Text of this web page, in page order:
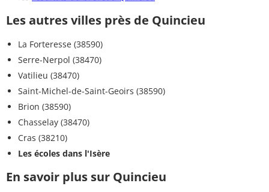
Les autres villes près de Quincieu
La Forteresse (38590)
Serre-Nerpol (38470)
Vatilieu (38470)
Saint-Michel-de-Saint-Geoirs (38590)
Brion (38590)
Chasselay (38470)
Cras (38210)
Les écoles dans l'Isère
En savoir plus sur Quincieu